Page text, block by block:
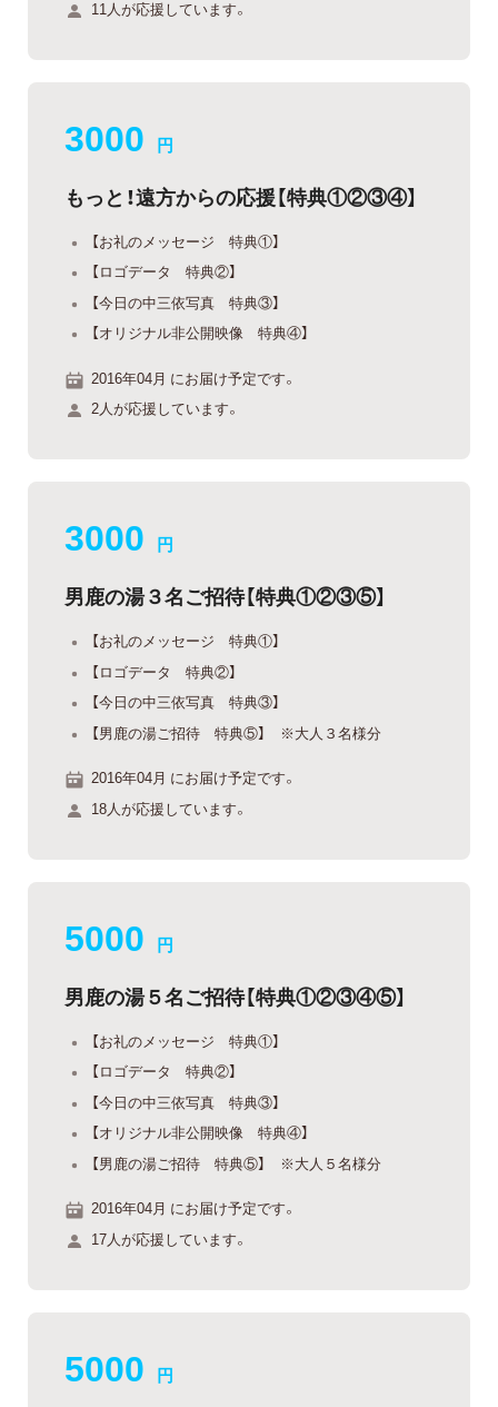
11人が応援しています。
3000 円
もっと！遠方からの応援【特典①②③④】
【お礼のメッセージ 特典①】
【ロゴデータ 特典②】
【今日の中三依写真 特典③】
【オリジナル非公開映像 特典④】
2016年04月 にお届け予定です。
2人が応援しています。
3000 円
男鹿の湯３名ご招待【特典①②③⑤】
【お礼のメッセージ 特典①】
【ロゴデータ 特典②】
【今日の中三依写真 特典③】
【男鹿の湯ご招待 特典⑤】 ※大人３名様分
2016年04月 にお届け予定です。
18人が応援しています。
5000 円
男鹿の湯５名ご招待【特典①②③④⑤】
【お礼のメッセージ 特典①】
【ロゴデータ 特典②】
【今日の中三依写真 特典③】
【オリジナル非公開映像 特典④】
【男鹿の湯ご招待 特典⑤】 ※大人５名様分
2016年04月 にお届け予定です。
17人が応援しています。
5000 円